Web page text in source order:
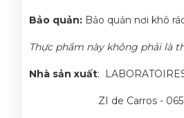
Bảo quản: Bảo quản nơi khô
Thực phẩm này không phải là
Nhà sản xuất:
ZI de Carros - 06510